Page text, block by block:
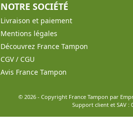
NOTRE SOCIÉTÉ
Livraison et paiement
Mentions légales
Découvrez France Tampon
CGV / CGU
Avis France Tampon
© 2026 - Copyright France Tampon par
Support client et SAV :